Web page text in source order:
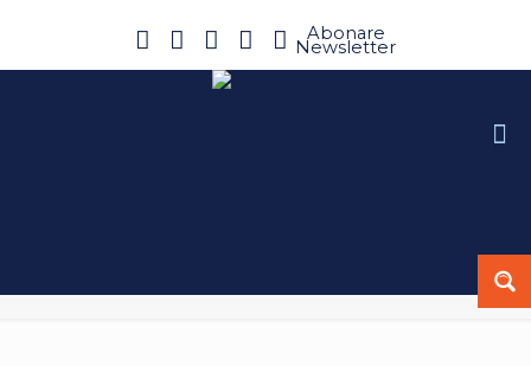
Abonare
Newsletter